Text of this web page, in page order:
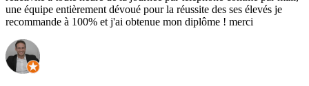
une équipe entièrement dévoué pour la réussite des ses élevés je
recommande à 100% et j'ai obtenue mon diplôme ! merci